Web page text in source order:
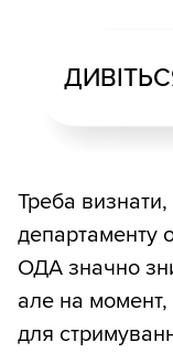
Треба
департаменту
ОДА значно
але на момент,
для